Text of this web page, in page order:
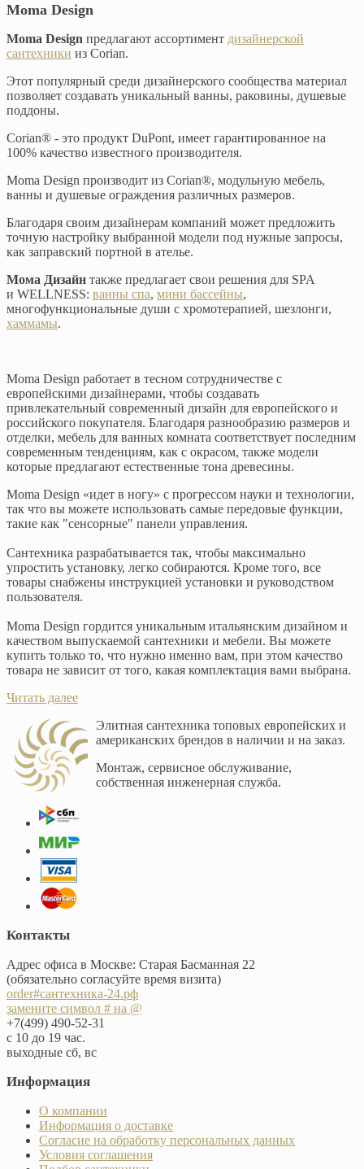
Moma Design
Moma Design предлагают ассортимент дизайнерской
сантехники из Corian.
Этот популярный среди дизайнерского сообщества материал
позволяет создавать уникальный ванны, раковины, душевые
поддоны.
Corian® - это продукт DuPont, имеет гарантированное на
100% качество известного производителя.
Moma Design производит из Corian®, модульную мебель,
ванны и душевые ограждения различных размеров.
Благодаря своим дизайнерам компаний может предложить
точную настройку выбранной модели под нужные запросы,
как заправский портной в ателье.
Мома Дизайн также предлагает свои решения для SPA
и WELLNESS: ванны спа, мини бассейны,
многофункциональные души с хромотерапией, шезлонги,
хаммамы.
Moma Design работает в тесном сотрудничестве с
европейскими дизайнерами, чтобы создавать
привлекательный современный дизайн для европейского и
российского покупателя. Благодаря разнообразию размеров и
отделки, мебель для ванных комната соответствует последним
современным тенденциям, как с окрасом, также модели
которые предлагают естественные тона древесины.
Moma Design «идет в ногу» с прогрессом науки и технологии,
так что вы можете использовать самые передовые функции,
такие как "сенсорные" панели управления.
Сантехника разрабатывается так, чтобы максимально
упростить установку, легко собираются. Кроме того, все
товары снабжены инструкцией установки и руководством
пользователя.
Moma Design гордится уникальным итальянским дизайном и
качеством выпускаемой сантехники и мебели. Вы можете
купить только то, что нужно именно вам, при этом качество
товара не зависит от того, какая комплектация вами выбрана.
Читать далее
Элитная сантехника топовых европейских и
американских брендов в наличии и на заказ.
Монтаж, сервисное обслуживание,
собственная инженерная служба.
Контакты
Адрес офиса в Москве: Старая Басманная 22
(обязательно согласуйте время визита)
order#сантехника-24.рф
замените символ # на @
+7(499) 490-52-31
с 10 до 19 час.
выходные сб, вс
Информация
О компании
Информация о доставке
Согласие на обработку персональных данных
Условия соглашения